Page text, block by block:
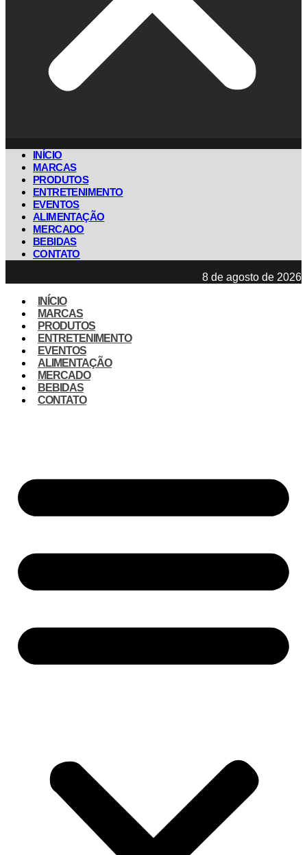
INÍCIO
MARCAS
PRODUTOS
ENTRETENIMENTO
EVENTOS
ALIMENTAÇÃO
MERCADO
BEBIDAS
CONTATO
8 de agosto de 2026
INÍCIO
MARCAS
PRODUTOS
ENTRETENIMENTO
EVENTOS
ALIMENTAÇÃO
MERCADO
BEBIDAS
CONTATO